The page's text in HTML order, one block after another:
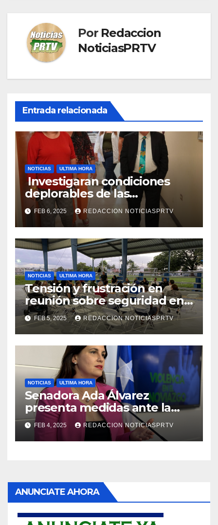
Por Redaccion
NoticiasPRTV
Entrada relacionada
NOTICIAS ULTIMA HORA
Investigaran condiciones
deplorables de las
facilidades el Departamento
de la Salud en Mayagüez
FEB 6, 2025 REDACCION NOTICIASPRTV
NOTICIAS ULTIMA HORA
Tensión y frustración en
reunión sobre seguridad en
Reparto Metropolitano
FEB 5, 2025 REDACCION NOTICIASPRTV
NOTICIAS ULTIMA HORA
Senadora Ada Álvarez
presenta medidas ante la
violencia en el noviazgo
FEB 4, 2025 REDACCION NOTICIASPRTV
ANUNCIATE AHORA